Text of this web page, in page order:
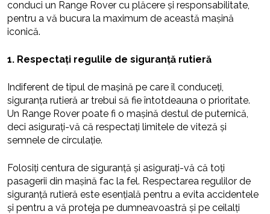
conduci un Range Rover cu plăcere și responsabilitate,
pentru a vă bucura la maximum de această mașină
iconică.
1. Respectați regulile de siguranță rutieră
Indiferent de tipul de mașină pe care îl conduceți,
siguranța rutieră ar trebui să fie întotdeauna o prioritate.
Un Range Rover poate fi o mașină destul de puternică,
deci asigurați-vă că respectați limitele de viteză și
semnele de circulație.
Folosiți centura de siguranță și asigurați-vă că toți
pasagerii din mașină fac la fel. Respectarea regulilor de
siguranță rutieră este esențială pentru a evita accidentele
și pentru a vă proteja pe dumneavoastră și pe ceilalți